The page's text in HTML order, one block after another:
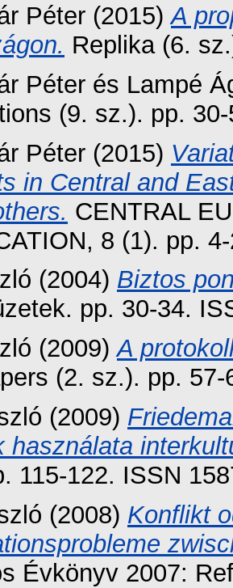
Péter (2015)A
Replika (6.
Péter és Lampé
(9. sz.). pp.
Péter (2015)
in Central and
CENTRAL
8 (1). pp.
(2004) Biztos
pp. 30-34.
(2009)A
(2. sz.). pp.
(2009)
használata
115-122. ISSN
(2008) Konflikt
Évkönyv 2007: